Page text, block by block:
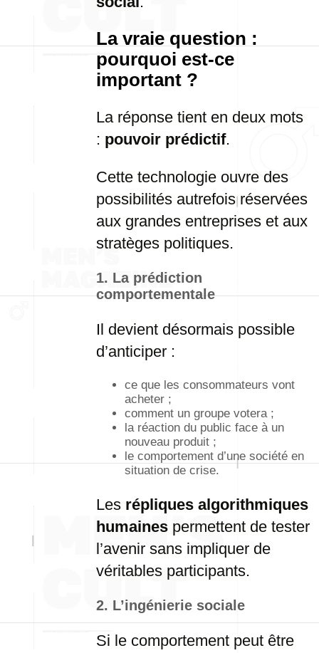
La vraie question :
pourquoi est-ce
important ?
La réponse tient en deux mots
: pouvoir prédictif.
Cette technologie ouvre des
possibilités autrefois réservées
aux grandes entreprises et aux
stratèges politiques.
1. La prédiction
comportementale
Il devient désormais possible
d’anticiper :
ce que les consommateurs vont
acheter ;
comment un groupe votera ;
la réaction du public face à un
nouveau produit ;
le comportement d’une société en
situation de crise.
Les répliques algorithmiques
humaines permettent de tester
l’avenir sans impliquer de
véritables participants.
2. L’ingénierie sociale
Si le comportement peut être